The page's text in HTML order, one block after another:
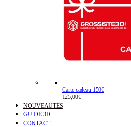
Carte cadeau 150€
125,00€
NOUVEAUTÉS
GUIDE 3D
CONTACT